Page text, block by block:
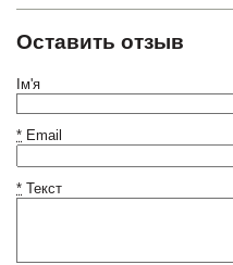
Оставить отзыв
Ім'я
* Email
* Текст